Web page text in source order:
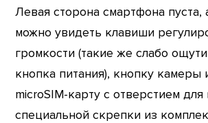
Левая сторона смартфона пуста,
можно увидеть клавиши
громкости (такие же слабо
кнопка питания), кнопку камеры
microSIM-карту с отверстием для
специальной скрепки из